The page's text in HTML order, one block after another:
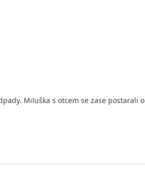
Miluška s otcem se zase postarali o